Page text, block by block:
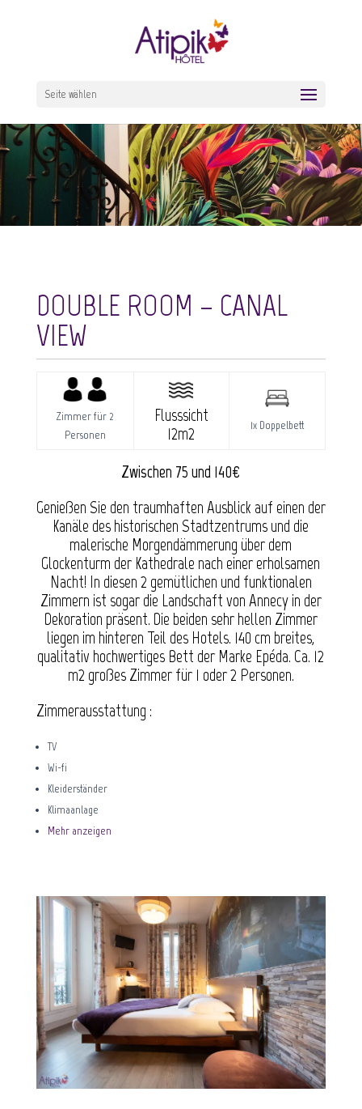
Seite wählen
DOUBLE ROOM – CANAL
VIEW
Zimmer für 2
Personen
Flusssicht
12m2
1x Doppelbett
Zwischen 75 und 140€
Genießen Sie den traumhaften Ausblick auf einen der
Kanäle des historischen Stadtzentrums und die
malerische Morgendämmerung über dem
Glockenturm der Kathedrale nach einer erholsamen
Nacht! In diesen 2 gemütlichen und funktionalen
Zimmern ist sogar die Landschaft von Annecy in der
Dekoration präsent. Die beiden sehr hellen Zimmer
liegen im hinteren Teil des Hotels. 140 cm breites,
qualitativ hochwertiges Bett der Marke Epéda. Ca. 12
m2 großes Zimmer für 1 oder 2 Personen.
Zimmerausstattung :
TV
Wi-fi
Kleiderständer
Klimaanlage
Mehr anzeigen